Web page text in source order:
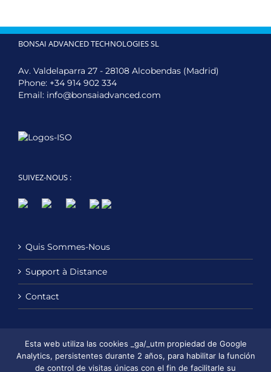
BONSAI ADVANCED TECHNOLOGIES SL
Av. Valdelaparra 27 - 28108 Alcobendas (Madrid)
Phone: +34 914 902 334
Email: info@bonsaiadvanced.com
SUIVEZ-NOUS :
Quis Sommes-Nous
Support à Distance
Contact
Politique de confidentialité
Esta web utiliza las cookies _ga/_utm propiedad de Google
Analytics, persistentes durante 2 años, para habilitar la función
de control de visitas únicas con el fin de facilitarle su